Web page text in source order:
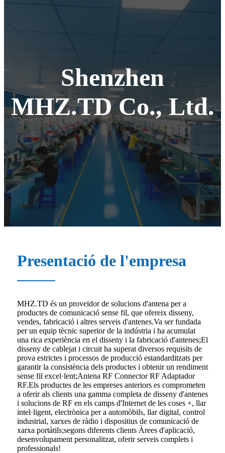
Shenzhen
MHZ.TD Co., Ltd.
Presentació de l'empresa
MHZ.TD és un proveïdor de solucions d'antena per a
productes de comunicació sense fil, que ofereix disseny,
vendes, fabricació i altres serveis d'antenes.Va ser fundada
per un equip tècnic superior de la indústria i ha acumulat
una rica experiència en el disseny i la fabricació d'antenes;El
disseny de cablejat i circuit ha superat diversos requisits de
prova estrictes i processos de producció estandarditzats per
garantir la consistència dels productes i obtenir un rendiment
sense fil excel·lent;Antena RF Connector RF Adaptador
RF.Els productes de les empreses anteriors es comprometen
a oferir als clients una gamma completa de disseny d'antenes
i solucions de RF en els camps d'Internet de les coses +, llar
intel·ligent, electrònica per a automòbils, llar digital, control
industrial, xarxes de ràdio i dispositius de comunicació de
xarxa portàtils;segons diferents clients Àrees d'aplicació,
desenvolupament personalitzat, oferir serveis complets i
professionals!